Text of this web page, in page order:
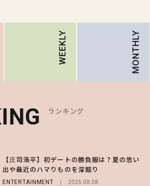
WEEKLY MONTHLY
ランキング
【庄司浩平】初デートの勝負服は？夏の思い
出や最近のハマりものを深掘り
ENTERTAINMENT 2026.08.08
ランキング
キープの秘訣や夏の過ごし方など独占インタ
ビュー！
ランキング
【SNIDEL】長濱ねるとロマンティックトラ
ッドな秋はじめ｜2026秋の新作コーデ4選
FASHION Sponsored 2026.07.10